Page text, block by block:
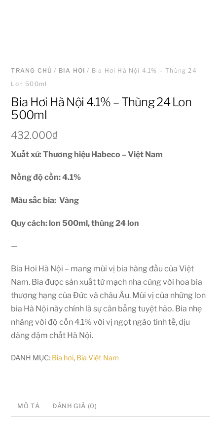
TRANG CHỦ / BIA HƠI / Bia Hơi Hà Nội 4.1% – Thùng 24
Lon 500ml
Bia Hơi Hà Nội 4.1% – Thùng 24 Lon
500ml
432.000₫
Xuất xứ: Thương hiệu Habeco – Việt Nam
Nồng độ cồn: 4.1%
Màu sắc bia: Vàng
Quy cách: lon 500ml, thùng 24 lon
—
Bia Hơi Hà Nội – mang mùi vị bia hàng đầu của Việt
Nam. Bia được sản xuất từ mạch nha cùng với hoa bia
thượng hạng của Đức và châu Âu. Mùi vị của những lon
bia Hà Nội này chính là sự cân bằng tuyệt hảo. Bia nhẹ
nhàng với độ cồn 4.1% với vị ngọt ngào tinh tế, dịu
dàng đậm chất Hà Nội.
DANH MỤC: Bia hơi, Bia Việt Nam
MÔ TẢ ĐÁNH GIÁ (0)